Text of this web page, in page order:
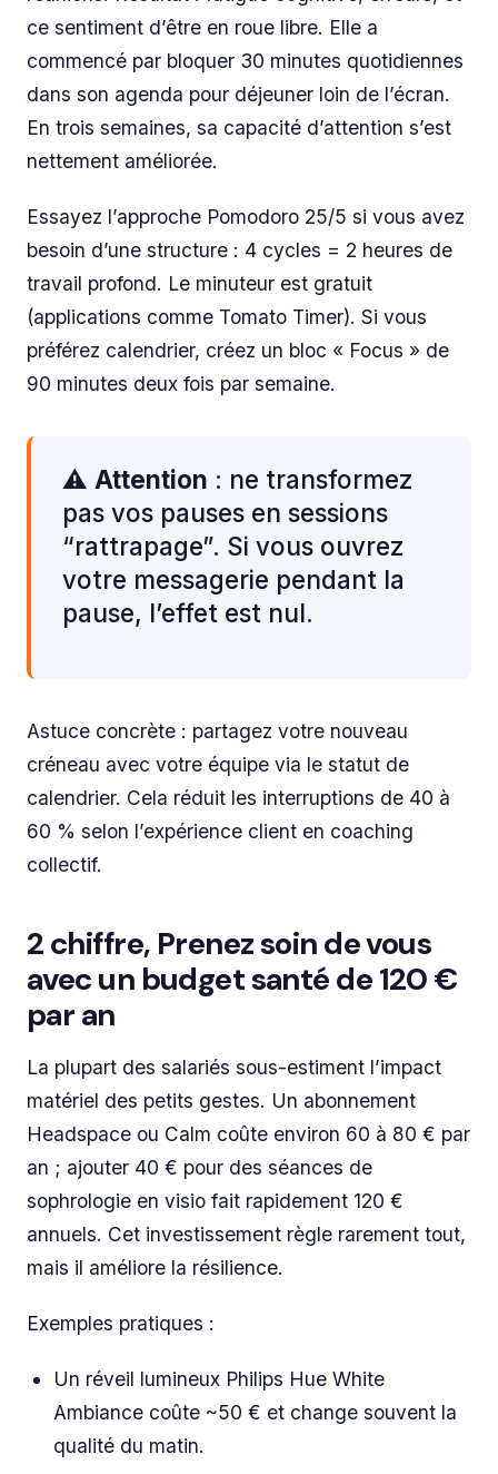
ce sentiment d’être en roue libre. Elle a
commencé par bloquer 30 minutes quotidiennes
dans son agenda pour déjeuner loin de l’écran.
En trois semaines, sa capacité d’attention s’est
nettement améliorée.
Essayez l’approche Pomodoro 25/5 si vous avez
besoin d’une structure : 4 cycles = 2 heures de
travail profond. Le minuteur est gratuit
(applications comme Tomato Timer). Si vous
préférez calendrier, créez un bloc « Focus » de
90 minutes deux fois par semaine.
⚠️ Attention : ne transformez
pas vos pauses en sessions
“rattrapage”. Si vous ouvrez
votre messagerie pendant la
pause, l’effet est nul.
Astuce concrète : partagez votre nouveau
créneau avec votre équipe via le statut de
calendrier. Cela réduit les interruptions de 40 à
60 % selon l’expérience client en coaching
collectif.
2 chiffre, Prenez soin de vous
avec un budget santé de 120 €
par an
La plupart des salariés sous-estiment l’impact
matériel des petits gestes. Un abonnement
Headspace ou Calm coûte environ 60 à 80 € par
an ; ajouter 40 € pour des séances de
sophrologie en visio fait rapidement 120 €
annuels. Cet investissement règle rarement tout,
mais il améliore la résilience.
Exemples pratiques :
Un réveil lumineux Philips Hue White
Ambiance coûte ~50 € et change souvent la
qualité du matin.